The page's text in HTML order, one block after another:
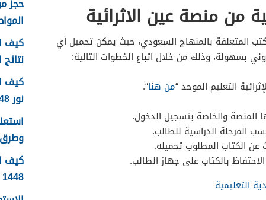
من منصة عين الاثرائية
المتعلقة بالمنهاج السعودي، حيث يمكن تحميل أي
بسهولة، وذلك من خلال اتباع الخطوات التالية:
التعليم الموحد “من هنا“.
المنصة والخاصة بتسجيل الدخول.
المرحلة الدراسية للطالب.
عن الكتاب المطلوب تحميله.
بالكتاب على جهاز الطالب.
التعليمية
كيف
نتائج
كيف
نور 1448
كيف
1448